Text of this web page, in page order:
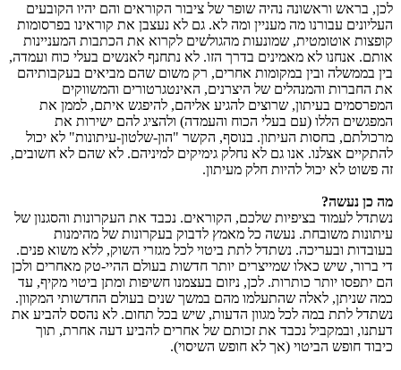
לכן, בראש וראשונה נהיה שופר של ציבור הקוראים והם יהיו הקובעים
העליונים עבורנו מה מעניין ומה לא. גם לא נעצבן את קוראינו בפרסומות
קופצות אוטומטית, שמונעות מהגולשים לקרוא את הכתבות המעניינות
אותם. אנחנו לא מאמינים בדרך הזו. לא נתחנף לאנשים בעלי כוח ועמדה,
בין בממשלה ובין במקומות אחרים, רק משום שהם מביאים בעקבותיהם
את החברות והמנהלים של היצרנים, האינטגרטורים והמשווקים
המפרסמים בעיתון, שרוצים להגיע אליהם, להיפגש איתם, לממן את
המפגשים הללו (עם בעלי הכוח והעמדה) ולהציג להם ישירות את
מרכולתם, בחסות העיתון. בנוסף, הקשר "הון-שלטון-עיתונות" לא יכול
להתקיים אצלנו. אנו גם לא נחלק גימיקים למיניהם. לא שהם לא חשובים,
זה פשוט לא יכול להיות חלק מעיתון.
מה כן נעשה?
נשתדל לעמוד בציפיות שלכם, הקוראים. נכבד את העקרונות והסגנון של
עיתונות משובחת. נעשה כל מאמץ לדבוק בעקרונות של מהימנות
בעובדות ובעריכה. נשתדל לתת ביטוי לכל מגזרי השוק, ללא משוא פנים.
די ברור, שיש כאלו שמייצרים יותר חדשות בעולם ההיי-טק מאחרים ולכן
הם יתפסו יותר כותרות. לכן, ניזום בעצמנו חשיפות ומתן ביטוי מקיף, עד
כמה שניתן, לאלה שהתעלמו מהם במשך שנים בעולם החדשותי המקוון.
נשתדל לתת במה לכל מגוון הדעות, שיש בכל תחום. לא נהסס להביע את
דעתנו, ובמקביל נכבד את זכותם של אחרים להביע דעה אחרת, תוך
כיבוד חופש הביטוי (אך לא חופש השיסוי).